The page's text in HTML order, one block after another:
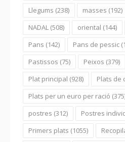
Llegums (238) masses (192)
NADAL (508) oriental (144)
Pans (142) Pans de pessic
Pastissos (75) Peixos (379)
Plat principal (928) Plats de
Plats per un euro per ració
postres (312) Postres
Primers plats (1055)